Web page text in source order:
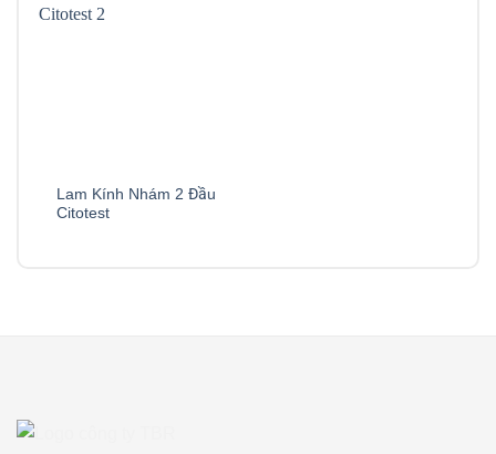
Lam Kính Nhám 2 Đầu
Citotest